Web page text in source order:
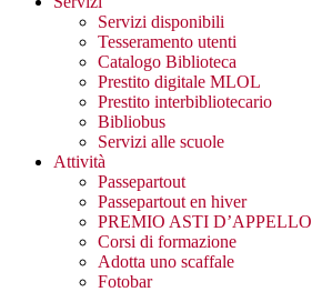
Servizi disponibili
Tesseramento utenti
Catalogo Biblioteca
Prestito digitale MLOL
Prestito interbibliotecario
Bibliobus
Servizi alle scuole
Attività
Passepartout
Passepartout en hiver
PREMIO ASTI D’APPELLO
Corsi di formazione
Adotta uno scaffale
Fotobar